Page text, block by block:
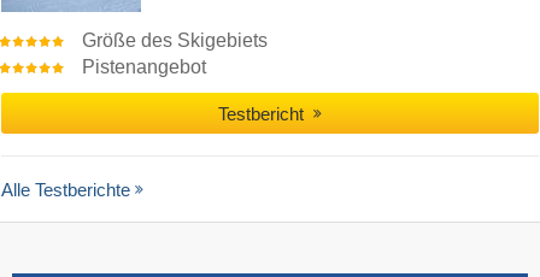
Größe des Skigebiets
Pistenangebot
Testbericht
Alle Testberichte